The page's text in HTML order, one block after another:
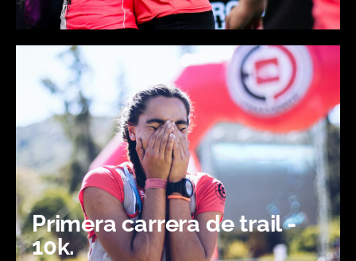
Primera carrera de trail -
10k.